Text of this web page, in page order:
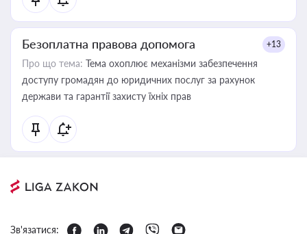
Безоплатна правова допомога +13
Про що тема: Тема охоплює механізми забезпечення
доступу громадян до юридичних послуг за рахунок
держави та гарантії захисту їхніх прав
Зв'язатися: